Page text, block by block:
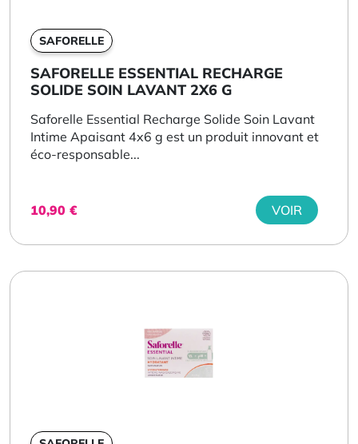
SAFORELLE
SAFORELLE ESSENTIAL RECHARGE
SOLIDE SOIN LAVANT 2X6 G
Saforelle Essential Recharge Solide Soin Lavant
Intime Apaisant 4x6 g est un produit innovant et
éco-responsable...
10,90 € VOIR